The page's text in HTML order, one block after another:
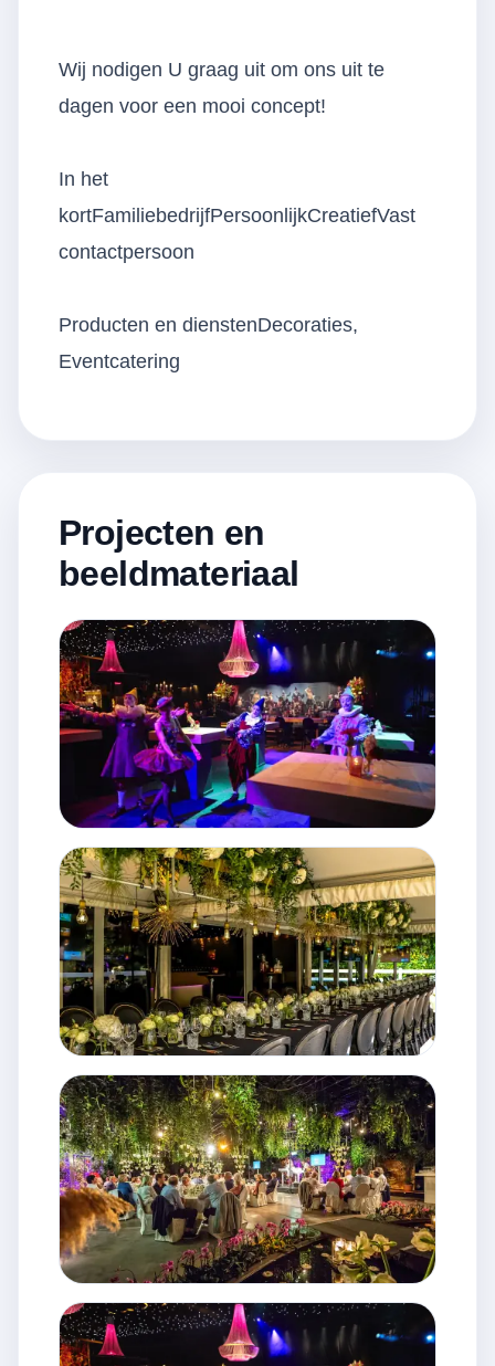
Wij nodigen U graag uit om ons uit te
dagen voor een mooi concept!
In het
kortFamiliebedrijfPersoonlijkCreatiefVast
contactpersoon
Producten en dienstenDecoraties,
Eventcatering
Projecten en
beeldmateriaal